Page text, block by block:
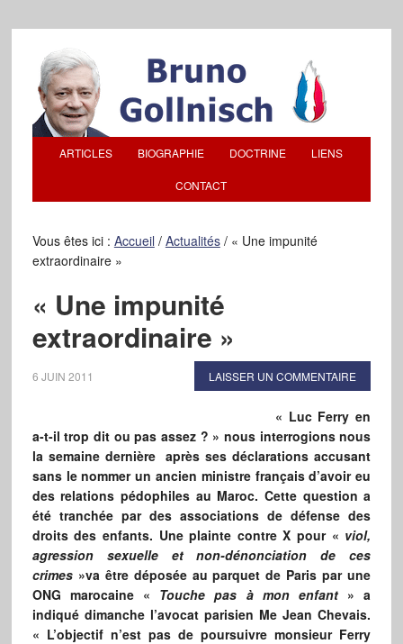
ARTICLES BIOGRAPHIE DOCTRINE LIENS
CONTACT
Vous êtes ici : Accueil / Actualités /« Une impunité
extraordinaire »
« Une impunité
extraordinaire »
6 JUIN 2011 LAISSER UN COMMENTAIRE
« Luc Ferry en
a-t-il trop dit ou pas assez ? » nous interrogions nous
la semaine dernière après ses déclarations accusant
sans le nommer un ancien ministre français d’avoir eu
des relations pédophiles au Maroc. Cette question a
été tranchée par des associations de défense des
droits des enfants. Une plainte contre X pour « viol,
agression sexuelle et non-dénonciation de ces
crimes »va être déposée au parquet de Paris par une
ONG marocaine « Touche pas à mon enfant » a
indiqué dimanche l’avocat parisien Me Jean Chevais.
« L’objectif n’est pas de poursuivre monsieur Ferry